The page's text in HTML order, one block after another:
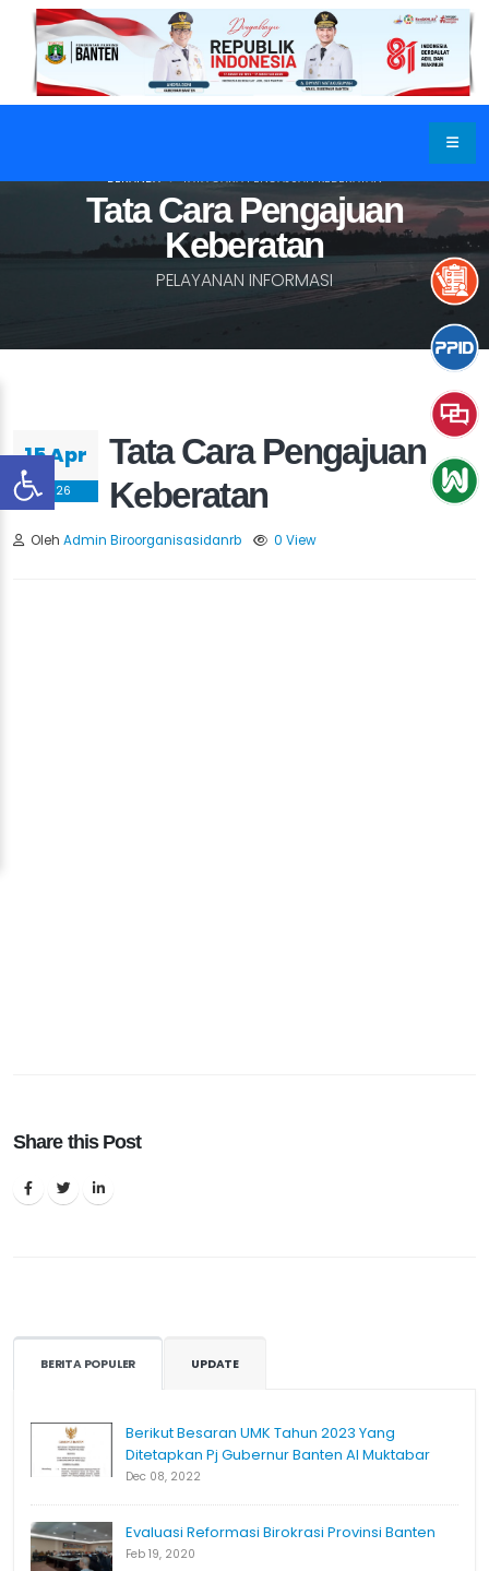
Tata Cara Pengajuan
Keberatan
PELAYANAN INFORMASI
BERANDA TATA CARA PENGAJUAN KEBERATAN
15 Apr
2026
Tata Cara Pengajuan
Keberatan
Oleh Admin Biroorganisasidanrb 0 View
Share this Post
BERITA POPULER UPDATE
Berikut Besaran UMK Tahun 2023 Yang
Ditetapkan Pj Gubernur Banten Al Muktabar
Dec 08, 2022
Evaluasi Reformasi Birokrasi Provinsi Banten
Feb 19, 2020